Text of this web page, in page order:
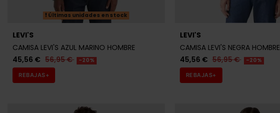
Últimas unidades en stock
LEVI'S
CAMISA LEVI'S AZUL MARINO HOMBRE
45,56 € 56,95 € -20%
REBAJAS+
LEVI'S
CAMISA LEVI'S NEGRA HOMBRE
45,56 € 56,95 € -20%
REBAJAS+